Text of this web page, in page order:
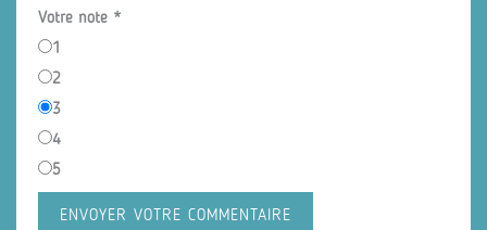
Votre note *
1
2
3
4
5